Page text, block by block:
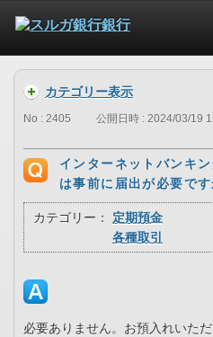
カテゴリー表示
No : 2405 公開日時 : 2024/03/19
インターネットバンキ
は事前に届出が必要です
カテゴリー：
定期預金
各種取引
必要ありません。お預入れいた